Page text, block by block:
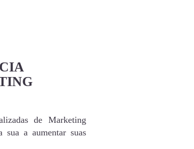
de Marketing
sua a aumentar suas